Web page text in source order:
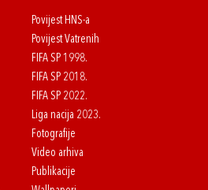
Povijest HNS-a
Povijest Vatrenih
FIFA SP 1998.
FIFA SP 2018.
FIFA SP 2022.
Liga nacija 2023.
Fotografije
Video arhiva
Publikacije